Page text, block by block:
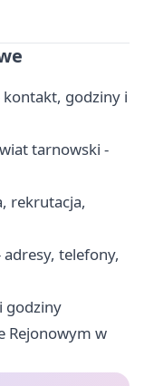
kontakt, godziny i
tarnowski -
rekrutacja,
telefony,
godziny
Rejonowym w